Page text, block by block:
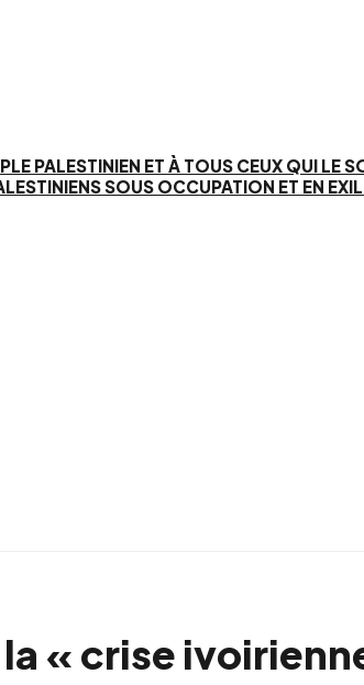
PALESTINIEN ET À TOUS CEUX QUI LE
SOUS OCCUPATION ET EN
« crise